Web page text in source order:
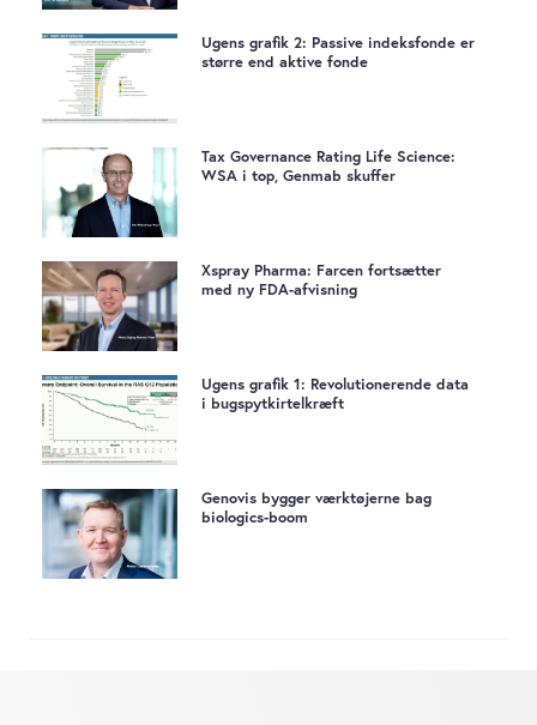
Ugens grafik 2: Passive indeksfonde er
større end aktive fonde
Tax Governance Rating Life Science:
WSA i top, Genmab skuffer
Xspray Pharma: Farcen fortsætter
med ny FDA-afvisning
Ugens grafik 1: Revolutionerende data
i bugspytkirtelkræft
Genovis bygger værktøjerne bag
biologics-boom